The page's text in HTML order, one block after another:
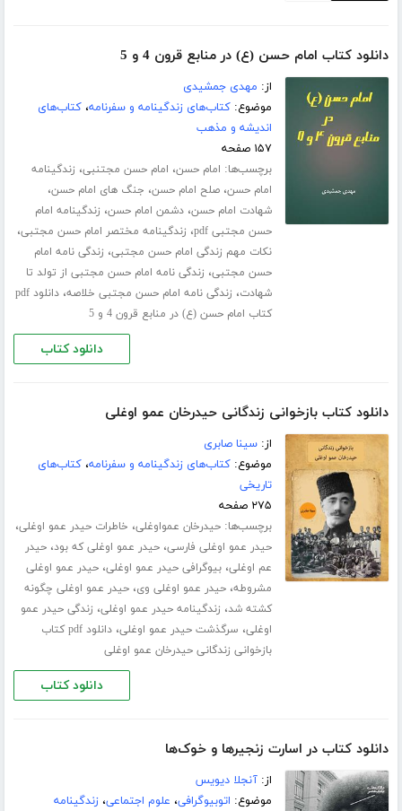
دانلود کتاب امام حسن (ع) در منابع قرون 4 و 5
از: مهدی جمشیدی
موضوع:کتاب‌های زندگینامه و سفرنامه،کتاب‌های
اندیشه و مذهب
۱۵۷ صفحه
برچسب‌ها: امام حسن، امام حسن مجتنبی، زندگینامه
امام حسن،صلح امام حسن، جنگ های امام حسن،
شهادت امام حسن،دشمن امام حسن، زندگینامه امام
حسن مجتبی pdf
، زندگینامه مختصر امام حسن مجتبی،
نکات مهم زندگی امام حسن مجتبی، زندگی نامه امام
حسن مجتبی، زندگی نامه امام حسن مجتبی از تولد تا
شهادت، زندگی نامه امام حسن مجتبی خلاصه،
دانلود pdf
کتاب امام حسن (ع) در منابع قرون 4 و 5
دانلود کتاب
دانلود کتاب بازخوانی زندگانی حیدرخان عمو اوغلی
از:سینا صابری
موضوع:کتاب‌های زندگینامه و سفرنامه،کتاب‌های
تاریخی
۲۷۵ صفحه
برچسب‌ها:حیدرخان عمواوغلی، خاطرات حیدر عمو اوغلی،
حیدر عمو اوغلی فارسی،حیدر عمو اوغلی که بود،حیدر
عم اوغلی،بیوگرافی حیدر عمو اوغلی،حیدر عمو اوغلی
مشروطه،حیدر عمو اوغلی وی،حیدر عمو اوغلی چگونه
کشته شد، زندگینامه حیدر عمو اوغلی، زندگی حیدر عمو
اوغلی، سرگذشت حیدر عمو اوغلی،
دانلود pdf کتاب
بازخوانی زندگانی حیدرخان عمو اوغلی
دانلود کتاب
دانلود کتاب در اسارت زنجیرها و خوک‌ها
از:آنجلا دیویس
موضوع: اتوبیوگرافی، علوم اجتماعی،زندگینامه